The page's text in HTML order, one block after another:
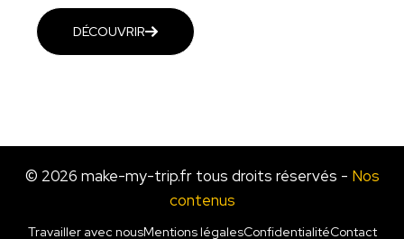
DÉCOUVRIR
© 2026 make-my-trip.fr tous droits réservés - Nos
contenus
Travailler avec nousMentions légalesConfidentialitéContact